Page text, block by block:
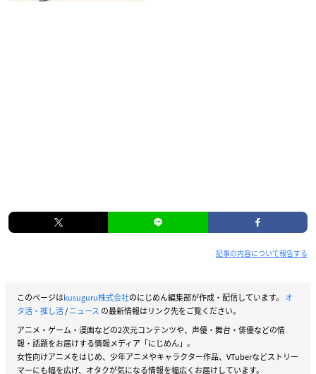
記事の内容について報告する
このページはkusuguru株式会社のにじめん編集部が作成・配信しています。 オ
タ活・推し活/ニュース の最新情報はリンク先をご覧ください。
アニメ・ゲーム・漫画などの2次元コンテンツや、声優・舞台・俳優などの情
報・話題をお届けする情報メディア「にじめん」。
女性向けアニメをはじめ、少年アニメやキャラクター作品、VTuberなどストリー
マーにも幅を広げ、オタクが気になる情報を幅広くお届けしています。